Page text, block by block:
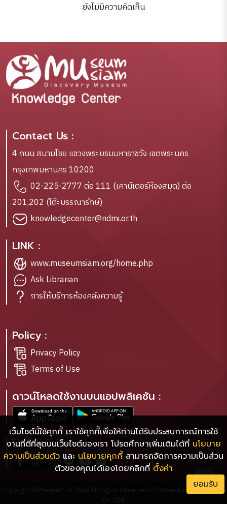
ยังไม่มีความคิดเห็น
เว็บไซต์นี้ใช้คุกกี้ เราใช้คุกกี้เพื่อให้ท่านได้รับประสบการณ์การใช้
งานที่ดีที่สุดบนเว็บไซต์ของเรา โปรดศึกษาเพิ่มเติมได้ที่ นโยบาย
ความเป็นส่วนตัว และ นโยบายคุกกี้ สามารถจัดการความเป็นส่วน
ตัวของคุณได้เองโดยคลิกที่ ตั้งค่า
ยอมรับ
Contact Us :
4 ถนน สนามไชย แขวงพระบรมมหาราชวัง เขตพระนคร
กรุงเทพมหานคร 10200
02-225-2777 ต่อ 111 (เคาน์เตอร์ห้องสมุด) ต่อ
201,202 (โต๊ะบรรณารักษ์)
knowledgecenter@ndmi.or.th
LINK :
www.museumsiam.org/home.php
Ask Librarian
การให้บริการห้องคลังความรู้
Policy :
Privacy Policy
Terms of Use
ดาวน์โหลดใช้งานบนแอปพลิเคชัน :
โซเชียลมีเดีย :
Copyright © Meseum of Siam All Rights Reserverd.| Powered by Bookdose